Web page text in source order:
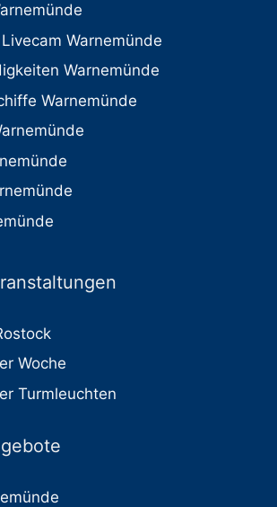
Warnemünde
Warnemünde
Warnemünde
Woche
Turmleuchten